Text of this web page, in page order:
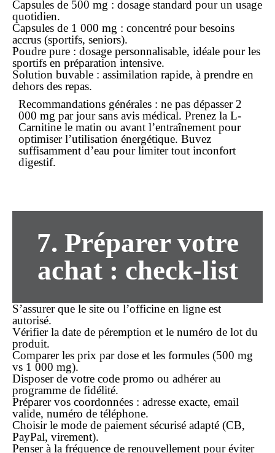
Capsules de 500 mg : dosage standard pour un usage
quotidien.
Capsules de 1 000 mg : concentré pour besoins
accrus (sportifs, seniors).
Poudre pure : dosage personnalisable, idéale pour les
sportifs en préparation intensive.
Solution buvable : assimilation rapide, à prendre en
dehors des repas.
Recommandations générales : ne pas dépasser 2
000 mg par jour sans avis médical. Prenez la L-
Carnitine le matin ou avant l’entraînement pour
optimiser l’utilisation énergétique. Buvez
suffisamment d’eau pour limiter tout inconfort
digestif.
7. Préparer votre
achat: check-list
S’assurer que le site ou l’officine en ligne est
autorisé.
Vérifier la date de péremption et le numéro de lot du
produit.
Comparer les prix par dose et les formules (500 mg
vs 1 000 mg).
Disposer de votre code promo ou adhérer au
programme de fidélité.
Préparer vos coordonnées : adresse exacte, email
valide, numéro de téléphone.
Choisir le mode de paiement sécurisé adapté (CB,
PayPal, virement).
Penser à la fréquence de renouvellement pour éviter